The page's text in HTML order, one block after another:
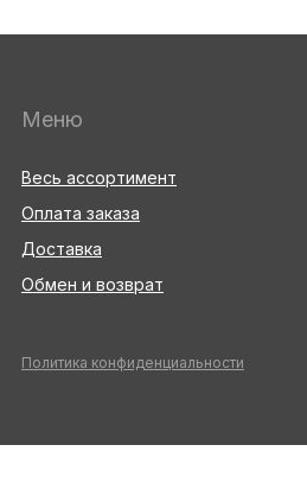
Политика конфиденциальности
Обмен и возврат
Доставка
Оплата заказа
Меню
Весь ассортимент